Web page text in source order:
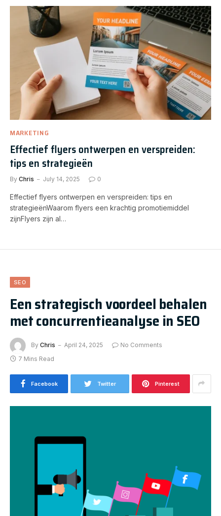
MARKETING
Effectief flyers ontwerpen en verspreiden:
tips en strategieën
By Chris July 14, 2025 0
Effectief flyers ontwerpen en verspreiden: tips en
strategieënWaarom flyers een krachtig promotiemiddel
zijnFlyers zijn al…
SEO
Een strategisch voordeel behalen
met concurrentieanalyse in SEO
By Chris April 24, 2025
No Comments
7 Mins Read
Facebook Twitter Pinterest